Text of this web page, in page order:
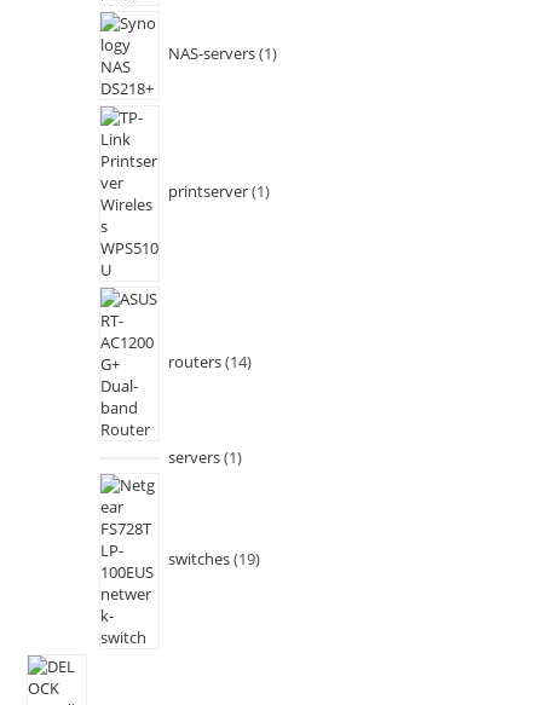
NAS-servers 1
printserver 1
routers 14
servers 1
switches 19